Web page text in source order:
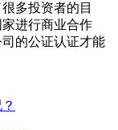
多投资者的目
进行商业合作
的公证认证才能